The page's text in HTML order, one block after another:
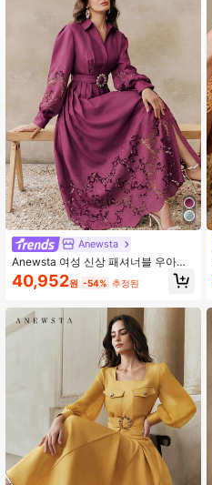
4.89
4.89 4M 팔로워
4.89 4M 팔로워
4.89 4M 팔로워
Anewsta
Anewsta 여성 신상 패셔너블 우아한
발렌타인 데이, 여성의 날, 어머니의
날, 생일 데이트 할로우 자수 연두색
40,952원 -54% 추정된